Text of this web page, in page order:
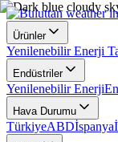
Ürünler
Yenilenebilir Enerji
Endüstriler
Yenilenebilir Enerji
Hava Durumu
TürkiyeABDİspanya